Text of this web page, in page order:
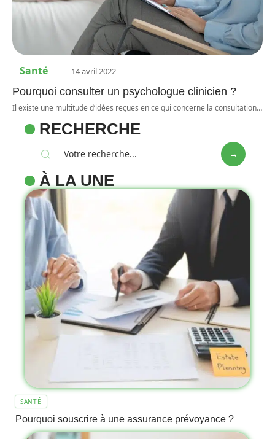
Santé 14 avril 2022
Pourquoi consulter un psychologue clinicien ?
Il existe une multitude d’idées reçues en ce qui concerne la consultation…
RECHERCHE
À LA UNE
SANTÉ
Pourquoi souscrire à une assurance prévoyance ?